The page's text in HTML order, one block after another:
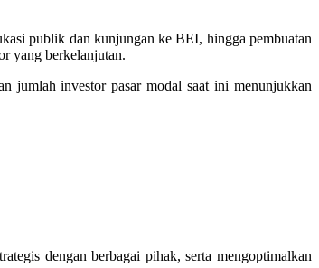
publik dan kunjungan ke BEI, hingga pembuatan
yang berkelanjutan.
jumlah investor pasar modal saat ini menunjukkan
dengan berbagai pihak, serta mengoptimalkan